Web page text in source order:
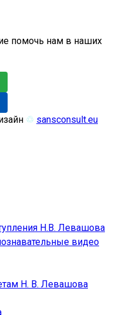
помочь нам в наших
♲ sansconsult.eu
Н.В. Левашова
видео
Н. В. Левашова